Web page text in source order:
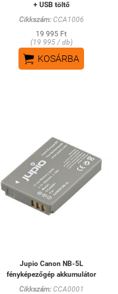
+ USB töltő
Cikkszám:CCA1006
19 995 Ft
(19 995 / db)
 KOSÁRBA
Jupio Canon NB-5L
fényképezőgép akkumulátor
Cikkszám:CCA0001